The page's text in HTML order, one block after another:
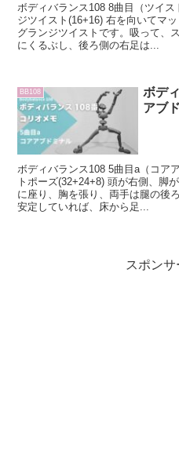
ボディバランス108 8曲目（ツイ
ジツイスト(16+16) 右を向いてマ
グランジツイストです。吸って、
にくるぶし、後ろ側の右足は...
BB108
ボデ
アブ
ボディバランス108 5曲目a（コア
トポーズ(32+24+8) 頭が右側、脚
に座り、胸を張り、両手は腿の後
安定していれば、床から足...
スポンサ